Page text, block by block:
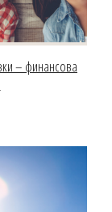
– финансова